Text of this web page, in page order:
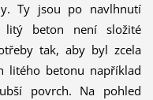
Ty jsou po navlhnutí
beton není složité
tak, aby byl zcela
litého betonu například
povrch. Na pohled